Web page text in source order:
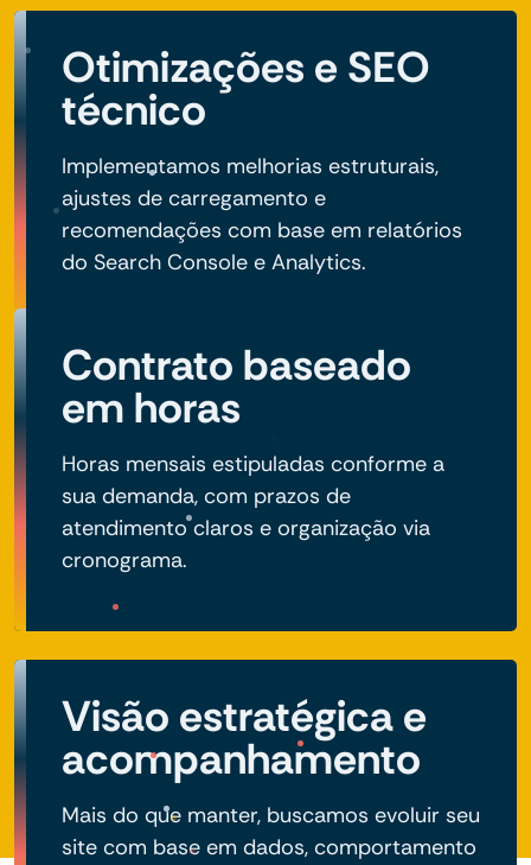
Otimizações e SEO
técnico
Implementamos melhorias estruturais,
ajustes de carregamento e
recomendações com base em relatórios
do Search Console e Analytics.
Contrato baseado
em horas
Horas mensais estipuladas conforme a
sua demanda, com prazos de
atendimento claros e organização via
cronograma.
Visão estratégica e
acompanhamento
Mais do que manter, buscamos evoluir seu
site com base em dados, comportamento